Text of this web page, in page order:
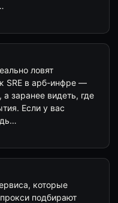
ловят
SRE в арб-инфре —
заранее видеть, где
Если у вас
которые
подбирают